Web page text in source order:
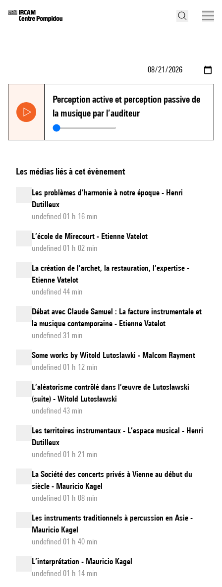
Perception active et perception passive de
la musique par l’auditeur
Les médias liés à cet évènement
Les problèmes d’harmonie à notre époque - Henri
Dutilleux
undefined 01 h 16 min
L’école de Mirecourt - Etienne Vatelot
undefined 01 h 02 min
La création de l’archet, la restauration, l’expertise -
Etienne Vatelot
undefined 44 min
Débat avec Claude Samuel : La facture instrumentale et
la musique contemporaine - Etienne Vatelot
undefined 31 min
Some works by Witold Lutoslawki - Malcom Rayment
undefined 01 h 12 min
L’aléatorisme contrôlé dans l’œuvre de Lutoslawski
(suite) - Witold Lutosławski
undefined 43 min
Les territoires instrumentaux - L’espace musical - Henri
Dutilleux
undefined 01 h 21 min
La Société des concerts privés à Vienne au début du
siècle - Mauricio Kagel
undefined 01 h 08 min
Les instruments traditionnels à percussion en Asie -
Mauricio Kagel
undefined 01 h 40 min
L’interprétation - Mauricio Kagel
undefined 01 h 14 min